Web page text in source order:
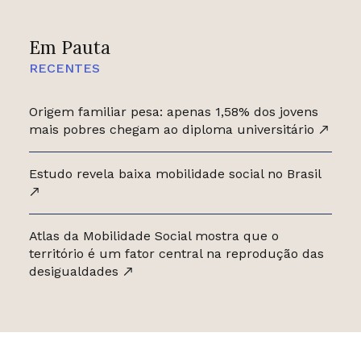
Em Pauta
RECENTES
Origem familiar pesa: apenas 1,58% dos jovens
mais pobres chegam ao diploma universitário
Estudo revela baixa mobilidade social no Brasil
Atlas da Mobilidade Social mostra que o
território é um fator central na reprodução das
desigualdades